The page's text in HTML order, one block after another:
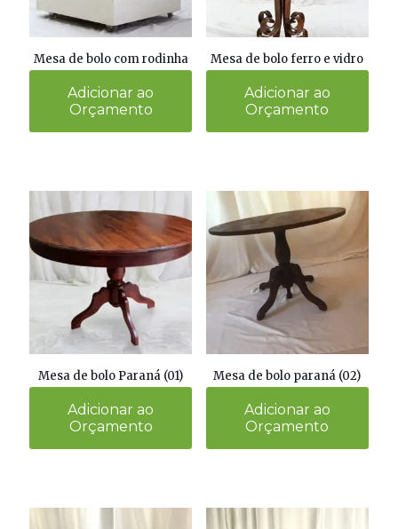
Mesa de bolo com rodinha
Adicionar ao
Orçamento
Mesa de bolo ferro e vidro
Adicionar ao
Orçamento
Mesa de bolo Paraná (01)
Adicionar ao
Orçamento
Mesa de bolo paraná (02)
Adicionar ao
Orçamento